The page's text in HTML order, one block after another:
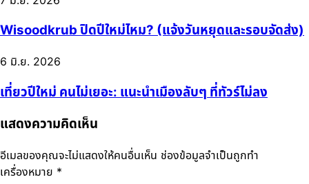
Wisoodkrub ปิดปีใหม่ไหม? (แจ้งวันหยุดและรอบจัดส่ง)
6 มิ.ย. 2026
เที่ยวปีใหม่ คนไม่เยอะ: แนะนำเมืองลับๆ ที่ทัวร์ไม่ลง
แสดงความคิดเห็น
อีเมลของคุณจะไม่แสดงให้คนอื่นเห็น ช่องข้อมูลจำเป็นถูกทำ
เครื่องหมาย *